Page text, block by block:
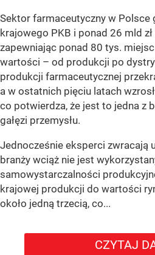
Sektor farmaceutyczny w Polsce
krajowego PKB i ponad 26 mld
zapewniając ponad 80 tys. miejsc
wartości – od produkcji po
produkcji farmaceutycznej
a w ostatnich pięciu latach
co potwierdza, że jest to jedna z
gałęzi przemysłu.
Jednocześnie eksperci zwracają
branży wciąż nie jest
samowystarczalności
krajowej produkcji do wartości
około jedną trzecią, co...
CZYTAJ